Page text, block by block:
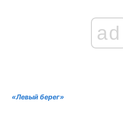
ad
«Левый берег»